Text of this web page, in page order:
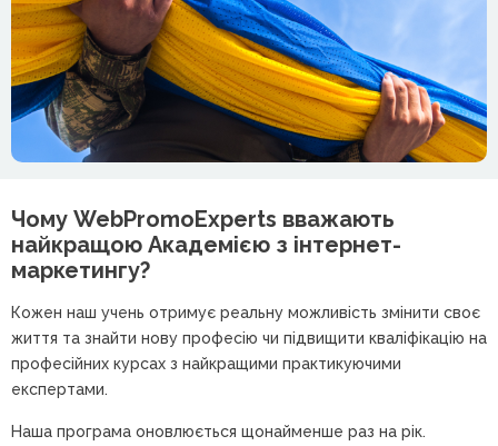
Чому WebPromoExperts вважають
найкращою Академією з інтернет-
маркетингу?
Кожен наш учень отримує реальну можливість змінити своє
життя та знайти нову професію чи підвищити кваліфікацію на
професійних курсах з найкращими практикуючими
експертами.
Наша програма оновлюється щонайменше раз на рік.